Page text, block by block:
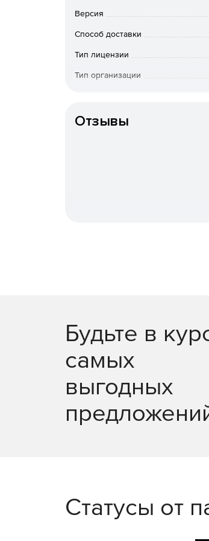
GamificationLab обеспечивает
Интеграция в имеющиеся
Версия
Способ доставки
Тип лицензии
Тип организации
Отзывы
Будьте в
самых
выгодных
Статусы от